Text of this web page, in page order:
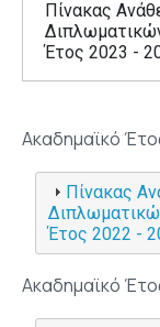
Πίνακας
Έτος 2023 -
Ακαδημαϊκό
Πίνακας
Έτος 2022 -
Ακαδημαϊκό